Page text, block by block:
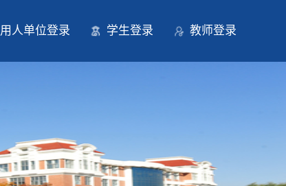
用人单位登录 学生登录 教师登录